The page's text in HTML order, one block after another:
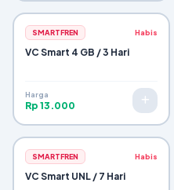
SMARTFREN Habis
VC Smart 4 GB / 3 Hari
Harga
Rp 13.000
SMARTFREN Habis
VC Smart UNL / 7 Hari